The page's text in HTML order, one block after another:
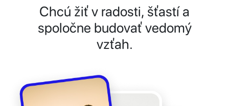
Chcú žiť v radosti, šťastí a
spoločne budovať vedomý
vzťah.